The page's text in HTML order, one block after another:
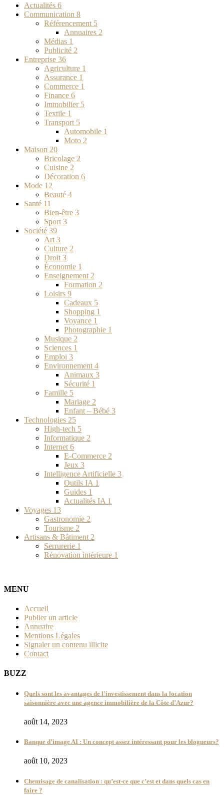
Actualités 6
Communication 8
Référencement 5
Annuaires 2
Médias 1
Publicité 2
Entreprise 36
Agriculture 1
Assurance 1
Commerce 1
Finance 6
Immobilier 5
Textile 1
Transport 5
Automobile 1
Moto 2
Maison 20
Bricolage 2
Cuisine 2
Décoration 6
Mode 12
Beauté 4
Santé 11
Bien-être 3
Sport 3
Société 39
Art 3
Culture 2
Droit 3
Économie 1
Enseignement 2
Formation 2
Loisirs 9
Cadeaux 5
Shopping 1
Voyance 1
Photographie 1
Musique 2
Sciences 1
Emploi 3
Environnement 4
Animaux 3
Sécurité 1
Famille 5
Mariage 2
Enfant – Bébé 3
Technologies 25
High-tech 5
Informatique 2
Internet 6
E-Commerce 2
Jeux 3
Intelligence Artificielle 3
Outils IA 1
Guides 1
Actualités IA 1
Voyages 13
Gastronomie 2
Tourisme 2
Artisans & Bâtiment 2
Serrurerie 1
Rénovation intérieure 1
MENU
Accueil
Publier un article
Annuaire
Mentions Légales
Signaler un contenu illicite
Contact
BUZZ
Quels sont les avantages de l’investissement dans la location
saisonnière avec une agence immobilière de la Côte d’Azur?
août 14, 2023
Banque d’image AI : Un concept assez intéressant pour les blogueurs?
août 10, 2023
Chemisage de canalisation : qu’est-ce que c’est et dans quels cas en
faire ?